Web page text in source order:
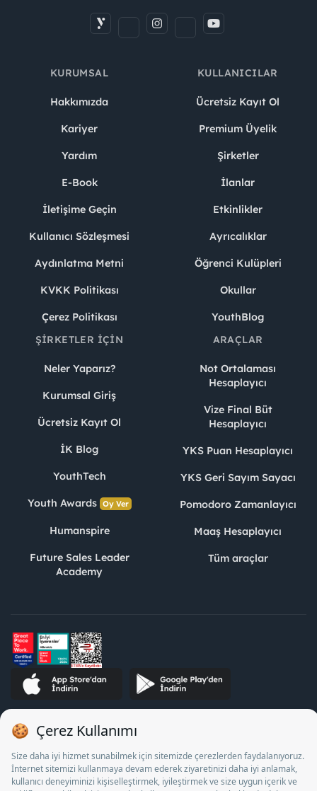
KURUMSAL
Hakkımızda
Kariyer
Yardım
E-Book
İletişime Geçin
Kullanıcı Sözleşmesi
Aydınlatma Metni
KVKK Politikası
Çerez Politikası
KULLANICILAR
Ücretsiz Kayıt Ol
Premium Üyelik
Şirketler
İlanlar
Etkinlikler
Ayrıcalıklar
Öğrenci Kulüpleri
Okullar
YouthBlog
ŞIRKETLER İÇIN
Neler Yaparız?
Kurumsal Giriş
Ücretsiz Kayıt Ol
İK Blog
YouthTech
Youth Awards Oy Ver
Humanspire
Future Sales Leader
Academy
ARAÇLAR
Not Ortalaması
Hesaplayıcı
Vize Final Büt
Hesaplayıcı
YKS Puan Hesaplayıcı
YKS Geri Sayım Sayacı
Pomodoro Zamanlayıcı
Maaş Hesaplayıcı
Tüm araçlar
STJ İnsan Kaynakları Bilişim ve Danışmanlık A.Ş. Özel İstihdam
Bürosu Olarak 13/05/2025 - 12/05/2028 tarihleri arasında
faaliyette bulunmak üzere, Türkiye İş Kurumu tarafından
18/04/2025 tarih ve 18095710 sayılı karar uyarınca 1078 nolu